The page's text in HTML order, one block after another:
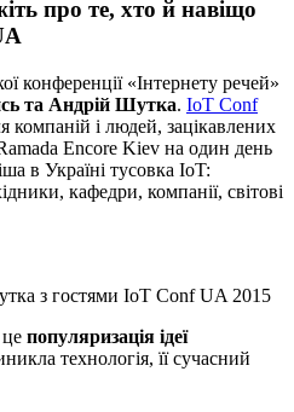
про те, хто й навіщо
конференції «Інтернету речей»
та Андрій Шутка. IoT Conf
компаній і людей, зацікавлених
Encore Kiev на один день
в Україні тусовка IoT:
кафедри, компанії, світові
з гостями IoT Conf UA 2015
популяризація ідеї
технологія, її сучасний